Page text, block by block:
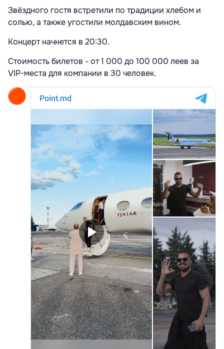
Звёздного гостя встретили по традиции хлебом и
солью, а также угостили молдавским вином.
Концерт начнется в 20:30.
Стоимость билетов - от 1 000 до 100 000 леев за
VIP-места для компании в 30 человек.